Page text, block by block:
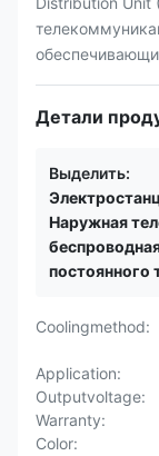
Детали
Выделить:
Наружная
постоянного
Coolingmethod:
Application:
Outputvoltage:
Warranty:
Color: